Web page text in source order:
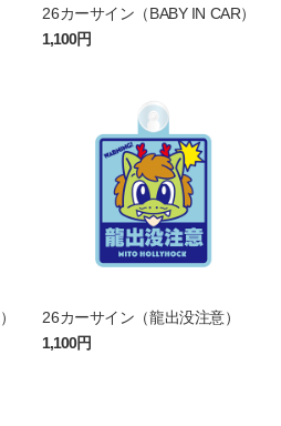
26カーサイン（BABY IN CAR）
1,100円
26カーサイン（龍出没注意）
1,100円